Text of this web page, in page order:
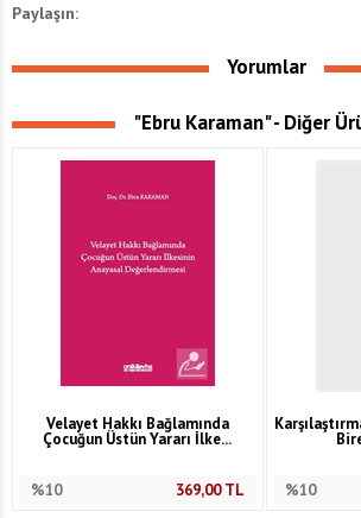
Paylaşın:
Yorumlar
"Ebru Karaman" - Diğer
Velayet Hakkı Bağlamında
Çocuğun Üstün Yararı İlke...
%10 369,00TL %10